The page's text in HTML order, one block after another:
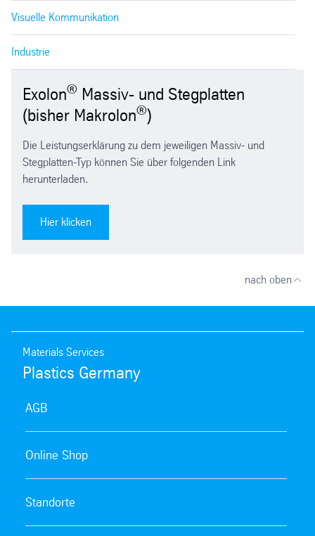
Visuelle Kommunikation
Industrie
Exolon® Massiv- und Stegplatten
(bisher Makrolon®)
Die Leistungserklärung zu dem jeweiligen Massiv- und
Stegplatten-Typ können Sie über folgenden Link
herunterladen.
Hier klicken
nach oben
Materials Services
Plastics Germany
AGB
Online Shop
Standorte